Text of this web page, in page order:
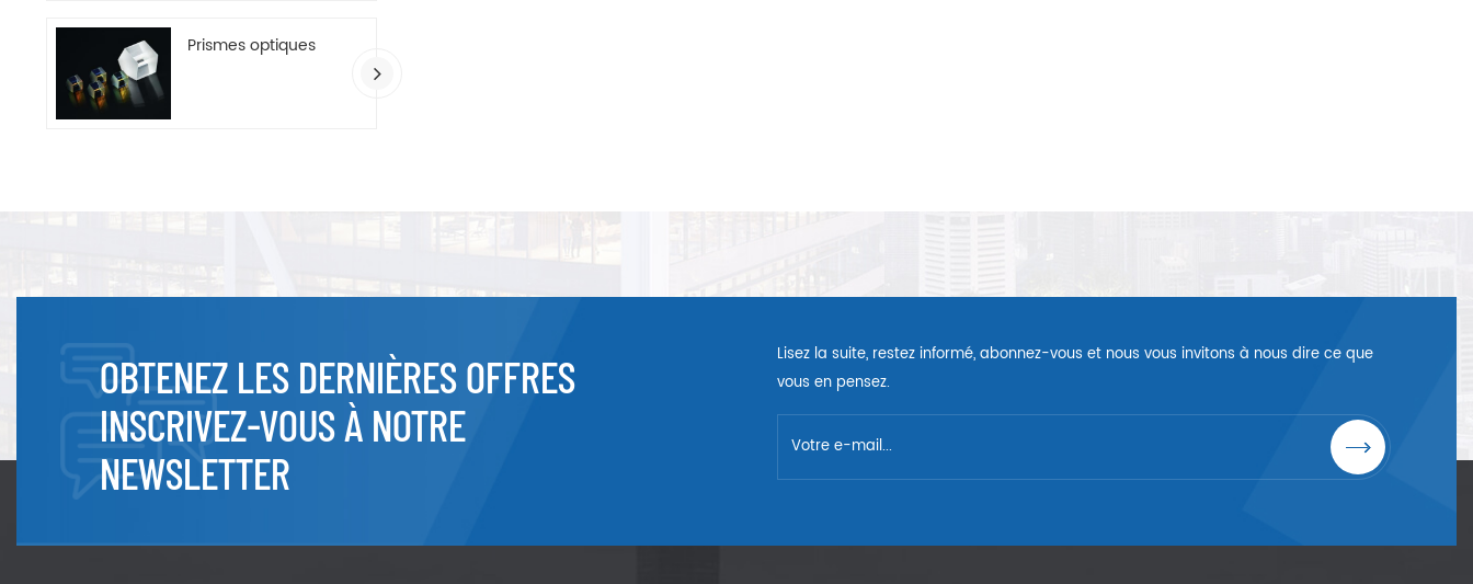
Prismes optiques
OBTENEZ LES DERNIÈRES OFFRES
INSCRIVEZ-VOUS À NOTRE
NEWSLETTER
Lisez la suite, restez informé, abonnez-vous et nous vous invitons à nous dire ce que
vous en pensez.